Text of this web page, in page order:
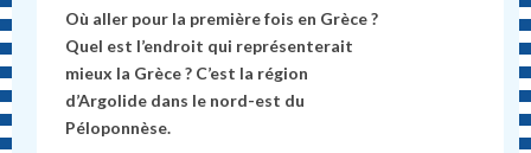
Où aller pour la première fois en Grèce ?
Quel est l’endroit qui représenterait
mieux la Grèce ? C’est la région
d’Argolide dans le nord-est du
Péloponnèse.